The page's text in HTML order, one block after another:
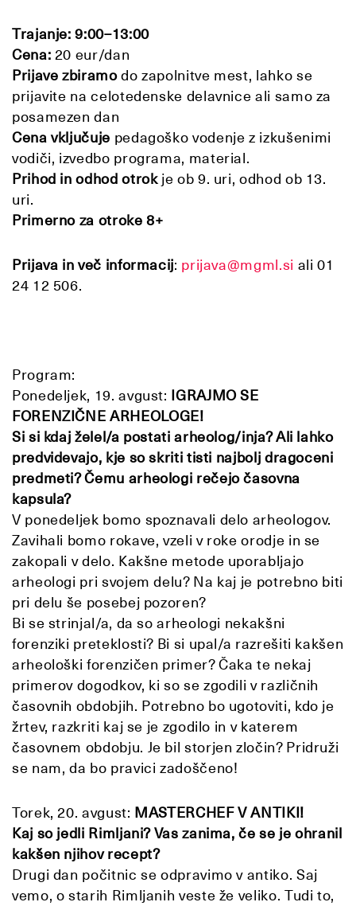
Trajanje: 9:00–13:00
Cena: 20 eur/dan
Prijave zbiramodo zapolnitve mest, lahko se
prijavite na celotedenske delavnice ali samo za
posamezen dan
Cena vključuje pedagoško vodenje z izkušenimi
vodiči, izvedbo programa, material.
Prihod in odhod otrok je ob 9. uri, odhod ob 13.
uri.
Primerno za otroke 8+
Prijava in več informacij: prijava@mgml.si ali01
24 12 506.
Program:
Ponedeljek, 19. avgust: IGRAJMO SE
FORENZIČNE ARHEOLOGE!
Si si kdaj želel/a postati arheolog/inja? Ali lahko
predvidevajo, kje so skriti tisti najbolj dragoceni
predmeti? Čemu arheologi rečejo časovna
kapsula?
V ponedeljek bomo spoznavali delo arheologov.
Zavihali bomo rokave, vzeli v roke orodje in se
zakopali v delo. Kakšne metode uporabljajo
arheologi pri svojem delu? Na kaj je potrebno biti
pri delu še posebej pozoren?
Bi se strinjal/a, da so arheologi nekakšni
forenziki preteklosti? Bi si upal/a razrešiti kakšen
arheološki forenzičen primer? Čaka te nekaj
primerov dogodkov, ki so se zgodili v različnih
časovnih obdobjih. Potrebno bo ugotoviti, kdo je
žrtev, razkriti kaj se je zgodilo in v katerem
časovnem obdobju. Je bil storjen zločin? Pridruži
se nam, da bo pravici zadoščeno!
Torek, 20. avgust: MASTERCHEF V ANTIKI!
Kaj so jedli Rimljani? Vas zanima, če se je ohranil
kakšen njihov recept?
Drugi dan počitnic se odpravimo v antiko. Saj
vemo, o starih Rimljanih veste že veliko. Tudi to,